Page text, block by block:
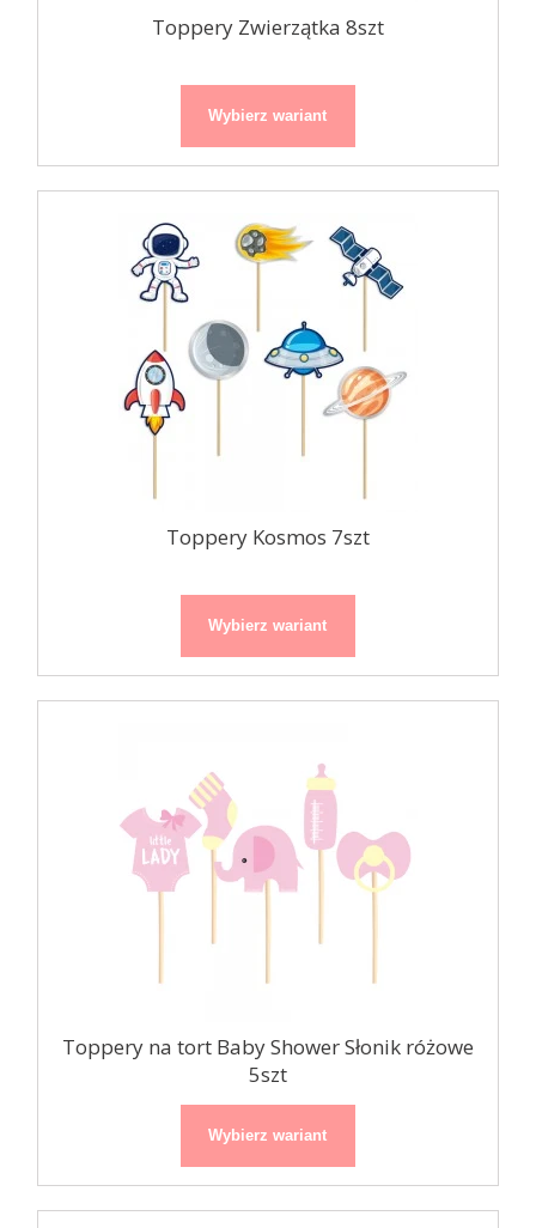
Toppery Zwierzątka 8szt
Wybierz wariant
Toppery Kosmos 7szt
Wybierz wariant
Toppery na tort Baby Shower Słonik różowe
5szt
Wybierz wariant